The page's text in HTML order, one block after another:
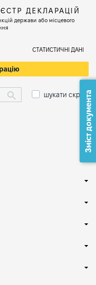
ДЕКЛАРАЦІЙ
держави або місцевого
СТАТИСТИЧНІ ДАНІ
шукати скрізьЗміст документа